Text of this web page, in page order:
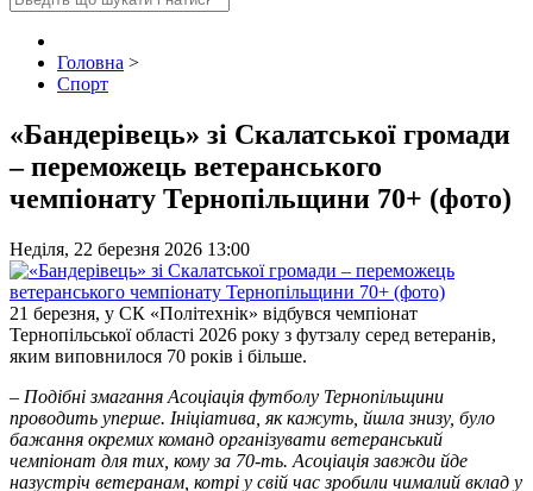
Головна >
Спорт
«Бандерівець» зі Скалатської громади
– переможець ветеранського
чемпіонату Тернопільщини 70+ (фото)
Неділя, 22 березня 2026 13:00
21 березня, у СК «Політехнік» відбувся чемпіонат
Тернопільської області 2026 року з футзалу серед ветеранів,
яким виповнилося 70 років і більше.
– Подібні змагання Асоціація футболу Тернопільщини
проводить уперше. Ініціатива, як кажуть, йшла знизу, було
бажання окремих команд організувати ветеранський
чемпіонат для тих, кому за 70-ть. Асоціація завжди йде
назустріч ветеранам, котрі у свій час зробили чималий вклад у